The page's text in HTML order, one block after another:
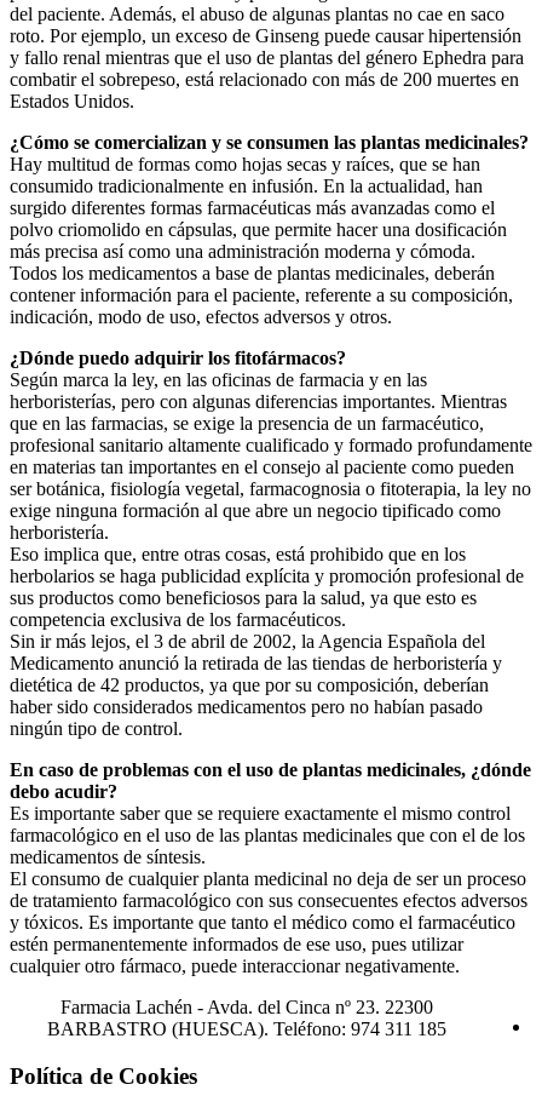
del paciente. Además, el abuso de algunas plantas no cae en saco
roto. Por ejemplo, un exceso de Ginseng puede causar hipertensión
y fallo renal mientras que el uso de plantas del género Ephedra para
combatir el sobrepeso, está relacionado con más de 200 muertes en
Estados Unidos.
¿Cómo se comercializan y se consumen las plantas medicinales?
Hay multitud de formas como hojas secas y raíces, que se han
consumido tradicionalmente en infusión. En la actualidad, han
surgido diferentes formas farmacéuticas más avanzadas como el
polvo criomolido en cápsulas, que permite hacer una dosificación
más precisa así como una administración moderna y cómoda.
Todos los medicamentos a base de plantas medicinales, deberán
contener información para el paciente, referente a su composición,
indicación, modo de uso, efectos adversos y otros.
¿Dónde puedo adquirir los fitofármacos?
Según marca la ley, en las oficinas de farmacia y en las
herboristerías, pero con algunas diferencias importantes. Mientras
que en las farmacias, se exige la presencia de un farmacéutico,
profesional sanitario altamente cualificado y formado profundamente
en materias tan importantes en el consejo al paciente como pueden
ser botánica, fisiología vegetal, farmacognosia o fitoterapia, la ley no
exige ninguna formación al que abre un negocio tipificado como
herboristería.
Eso implica que, entre otras cosas, está prohibido que en los
herbolarios se haga publicidad explícita y promoción profesional de
sus productos como beneficiosos para la salud, ya que esto es
competencia exclusiva de los farmacéuticos.
Sin ir más lejos, el 3 de abril de 2002, la Agencia Española del
Medicamento anunció la retirada de las tiendas de herboristería y
dietética de 42 productos, ya que por su composición, deberían
haber sido considerados medicamentos pero no habían pasado
ningún tipo de control.
En caso de problemas con el uso de plantas medicinales, ¿dónde
debo acudir?
Es importante saber que se requiere exactamente el mismo control
farmacológico en el uso de las plantas medicinales que con el de los
medicamentos de síntesis.
El consumo de cualquier planta medicinal no deja de ser un proceso
de tratamiento farmacológico con sus consecuentes efectos adversos
y tóxicos. Es importante que tanto el médico como el farmacéutico
estén permanentemente informados de ese uso, pues utilizar
cualquier otro fármaco, puede interaccionar negativamente.
Farmacia Lachén - Avda. del Cinca nº 23. 22300
BARBASTRO (HUESCA). Teléfono: 974 311 185
Política de Cookies